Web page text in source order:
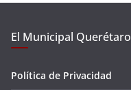
El Municipal Querétaro
Política de Privacidad